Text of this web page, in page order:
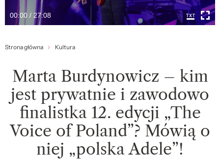
00:00 / 27:08
Strona główna Kultura
Marta Burdynowicz – kim
jest prywatnie i zawodowo
finalistka 12. edycji „The
Voice of Poland”? Mówią o
niej „polska Adele”!